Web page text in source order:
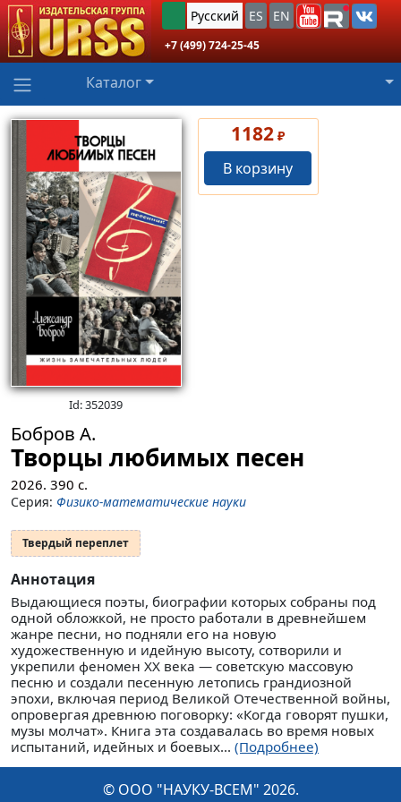
Русский ES EN
+7 (499) 724-25-45
Каталог
Id: 352039
1182 ₽
В корзину
Бобров А.
Творцы любимых песен
2026. 390 с.
Серия: Физико-математические науки
Твердый переплет
Аннотация
Выдающиеся поэты, биографии которых собраны под
одной обложкой, не просто работали в древнейшем
жанре песни, но подняли его на новую
художественную и идейную высоту, сотворили и
укрепили феномен ХХ века — советскую массовую
песню и создали песенную летопись грандиозной
эпохи, включая период Великой Отечественной войны,
опровергая древнюю поговорку: «Когда говорят пушки,
музы молчат». Книга эта создавалась во время новых
испытаний, идейных и боевых... (Подробнее)
© ООО "НАУКУ-ВСЕМ" 2026.